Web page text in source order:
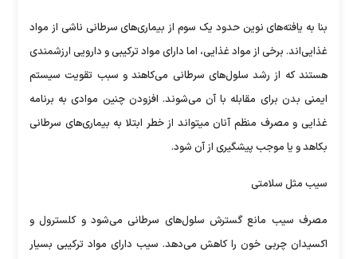
بنا به یافته‌های نوین حدود یک سوم از بیماری‌های سرطانی ناشی از مواد
غذایی‌اند. برخی از مواد غذایی، اما دارای مواد ترکیبی و دارویی ارزشمندی
هستند که از رشد سلول‌های سرطانی می‌کاهند و سبب تقویت سیستم
ایمنی بدن برای مقابله با آن می‌شوند. افزودن چنین موادی به برنامه
غذایی و مصرف منظم آنان میتواند از خطر ابتلا به بیماری‌های سرطانی
بکاهد و یا موجب پیشگیری از آن شود.
سیب مثل سلامتی
مصرف سیب مانع گسترش سلول‌های سرطانی می‌شود و کلسترول و
اکسیدان چربی خون را کاهش می‌دهد. سیب دارای مواد ترکیبی بسیار